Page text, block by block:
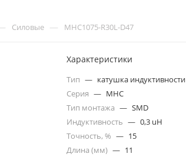
Силовые — MHC1075-R30L-D47
Характеристики
Тип — катушка индуктивности
Серия — MHC
Тип монтажа — SMD
Индуктивность — 0,3 uH
Точность, % — 15
Длина (мм) — 11